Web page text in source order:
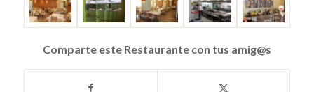
Comparte este Restaurante con tus amig@s